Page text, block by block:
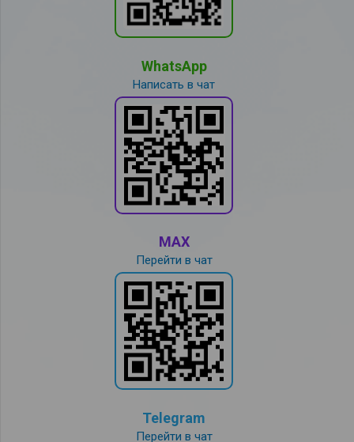
WhatsApp
Написать в чат
MAX
Перейти в чат
Telegram
Перейти в чат